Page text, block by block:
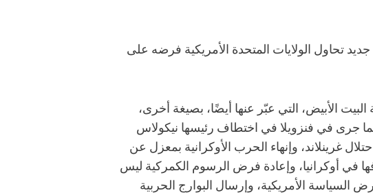
تحاول الولايات المتحدة الأمريكية فرضه على
الأبيض، التي عبّر عنها أيضًا، بصيغة أخرى،
فما جرى في فنزويلا في اختطاف رئيسها نيكولاس
غرينلاند، وإنهاء الحرب الأوكرانية بمعزل عن
في أوكرانيا، وإعادة فرض الرسوم الكمركية ليس
الأمريكية، وإرسال البوارج الحربية